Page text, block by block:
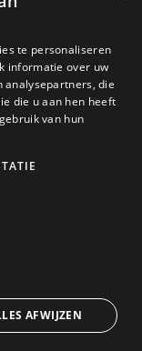
Viso
via WhatsApp
te personaliseren
informatie over uw
analysepartners, die
die u aan hen heeft
van hun
AFWIJZEN